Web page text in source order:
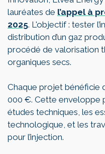
lauréates de l’appel à
2025. L'objectif : tester
distribution d’un gaz
procédé de valorisation
organiques secs.
Chaque projet bénéficie
000 €. Cette enveloppe
études techniques, les
technologique, et les
pour l’injection.